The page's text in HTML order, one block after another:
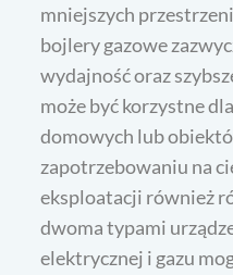
mniejszych
bojlery gazowe
wydajność oraz
może być korzystne
domowych lub
zapotrzebowaniu na
eksploatacji również
dwoma typami
elektrycznej i gazu